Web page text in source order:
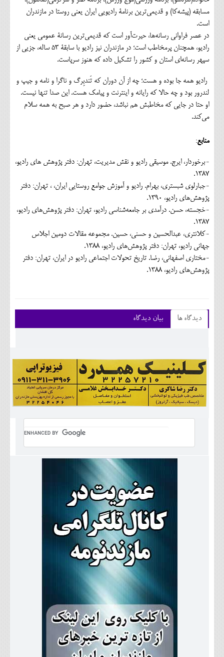
مسابقه (پیشه‌کا) و قدیمی‌ترین برنامۀ رادیویی ایران یعنی روستا در مازندران
است.
در عصر فراوانی رسانه‌ها، حیرت‌آور است که قدیمی‌ترین رسانۀ عمومی یعنی
رادیو، همچنان پرمخاطب است؛ در مازندران نیز رادیو با سابقۀ 53 ساله، جزیی از
سپهر رسانه‌ای استان و کشور را تشکیل داده که هنوز سرپاست.
رادیو همه جا بوده و هست؛ چه از آن دوران که تَندبِرگ و ناگرا و نامه و جیپ و
لندرور بود و چه حالا که رایانه و اینترنت و پیامک هست. این صدا تنها نیست.
او حتا در جایی که مخاطبش هم نباشد، حضور دارد و هر صبح به همه سلام
می‌کند.
منابع:
-برخوردار، ایرج. موسیقی رادیو و نقش مدیریت، تهران: دفتر پژوهش های رادیو،
1387.
-جبارلوی شبستری، بهرام. رادیو و آموزش جوامع روستایی ایران، ، تهران: دفتر
پژوهش‌های رادیو، 1390.
-خجسته، حسن. درآمدی بر جامعه‌شناسی رادیو، تهران: دفتر پژوهش‌های رادیو،
1387.
-کلانتری، عبدالحسین و حسنی، حسین. مجموعه مقالات دومین اجلاس
جهانی رادیو، تهران: دفتر پژوهش‌های رادیو، 1388.
-مختاری اصفهانی، رضا. تاریخ تحولات اجتماعی رادیو در ایران، تهران: دفتر
پژوهش‌های رادیو، 1388.
دیدگاه ها بیان دیدگاه